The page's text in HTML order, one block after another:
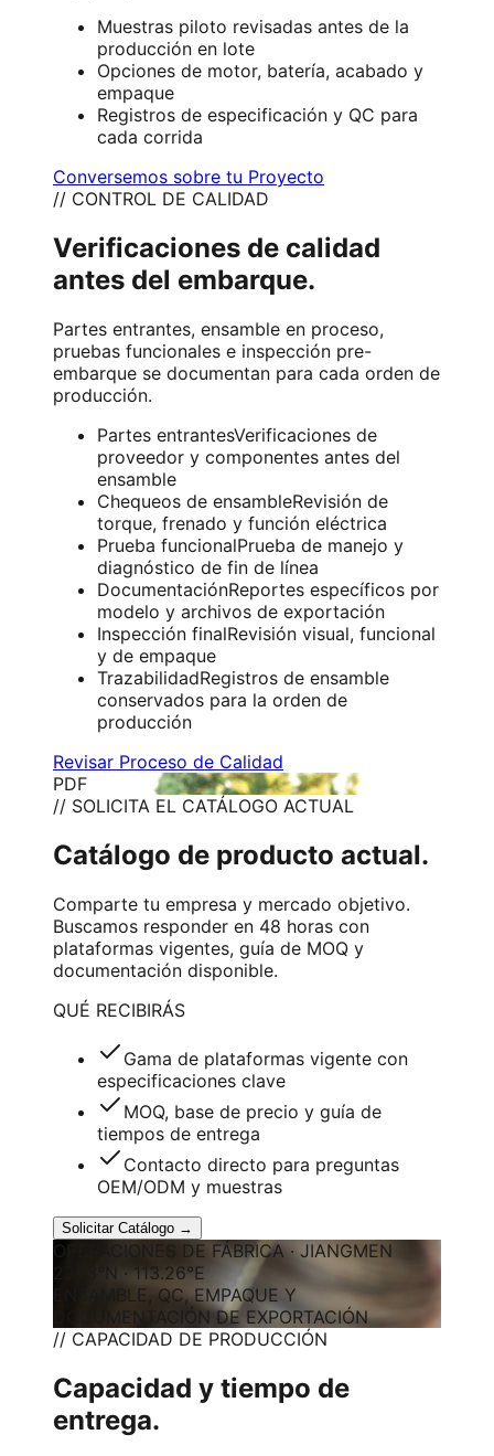
Muestras piloto revisadas antes de la
producción en lote
Opciones de motor, batería, acabado y
empaque
Registros de especificación y QC para
cada corrida
Conversemos sobre tu Proyecto
// CONTROL DE CALIDAD
Verificaciones de calidad
antes del embarque.
Partes entrantes, ensamble en proceso,
pruebas funcionales e inspección pre-
embarque se documentan para cada orden de
producción.
Partes entrantesVerificaciones de
proveedor y componentes antes del
ensamble
Chequeos de ensambleRevisión de
torque, frenado y función eléctrica
Prueba funcionalPrueba de manejo y
diagnóstico de fin de línea
DocumentaciónReportes específicos por
modelo y archivos de exportación
Inspección finalRevisión visual, funcional
y de empaque
TrazabilidadRegistros de ensamble
conservados para la orden de
producción
Revisar Proceso de Calidad
PDF
// SOLICITA EL CATÁLOGO ACTUAL
Catálogo de producto actual.
Comparte tu empresa y mercado objetivo.
Buscamos responder en 48 horas con
plataformas vigentes, guía de MOQ y
documentación disponible.
QUÉ RECIBIRÁS
Gama de plataformas vigente con
especificaciones clave
MOQ, base de precio y guía de
tiempos de entrega
Contacto directo para preguntas
OEM/ODM y muestras
Solicitar Catálogo →
OPERACIONES DE FÁBRICA · JIANGMEN
23.13°N · 113.26°E
ENSAMBLE, QC, EMPAQUE Y
DOCUMENTACIÓN DE EXPORTACIÓN
// CAPACIDAD DE PRODUCCIÓN
Capacidad y tiempo de
entrega.